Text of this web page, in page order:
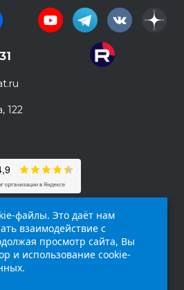
122
файлы. Это даёт нам
взаимодействие с
просмотр сайта, Вы
и использование cookie-